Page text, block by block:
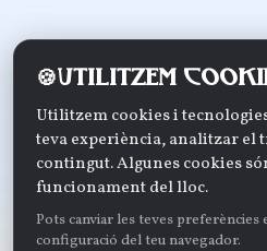
Utilitzem
Utilitzem cookies i
teva experiència, analitzar
contingut. Algunes cookies
funcionament del lloc.
Pots canviar les teves preferències
configuració del teu navegador.